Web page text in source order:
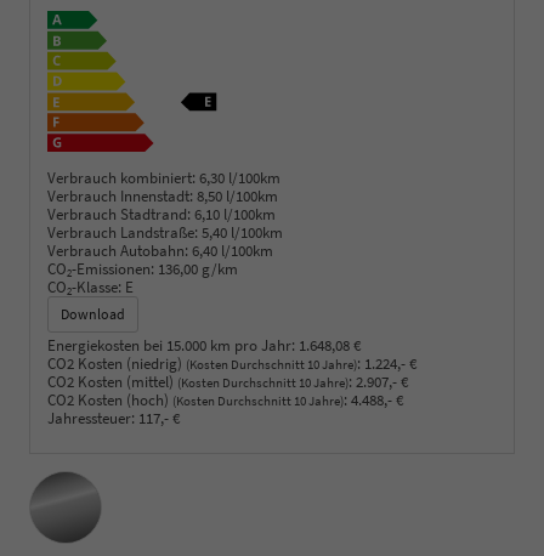
Verbrauch kombiniert: 6,30 l/100km
Verbrauch Innenstadt: 8,50 l/100km
Verbrauch Stadtrand: 6,10 l/100km
Verbrauch Landstraße: 5,40 l/100km
Verbrauch Autobahn: 6,40 l/100km
CO2-Emissionen: 136,00 g/km
CO2-Klasse: E
Download
Energiekosten bei 15.000 km pro Jahr: 1.648,08 €
CO2 Kosten (niedrig) (Kosten Durchschnitt 10 Jahre): 1.224,- €
CO2 Kosten (mittel) (Kosten Durchschnitt 10 Jahre): 2.907,- €
CO2 Kosten (hoch) (Kosten Durchschnitt 10 Jahre): 4.488,- €
Jahressteuer: 117,- €